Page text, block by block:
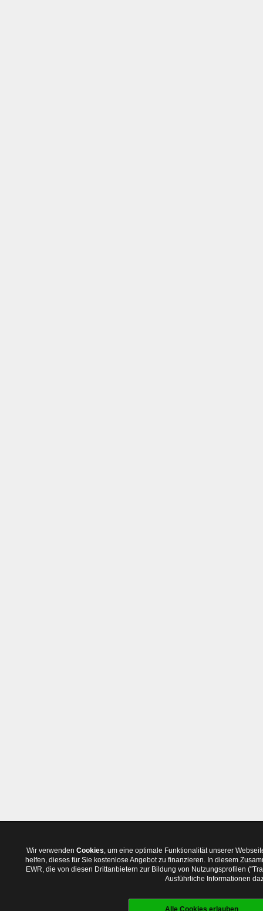
Wir verwenden Cookies, um eine optimale Funktionalität unserer
helfen, dieses für Sie kostenlose Angebot zu finanzieren. In diesem
EWR, die von diesen Drittanbietern zur Bildung von Nutzungsprofilen
Ausführliche Informationen
Alle Cookies erlauben